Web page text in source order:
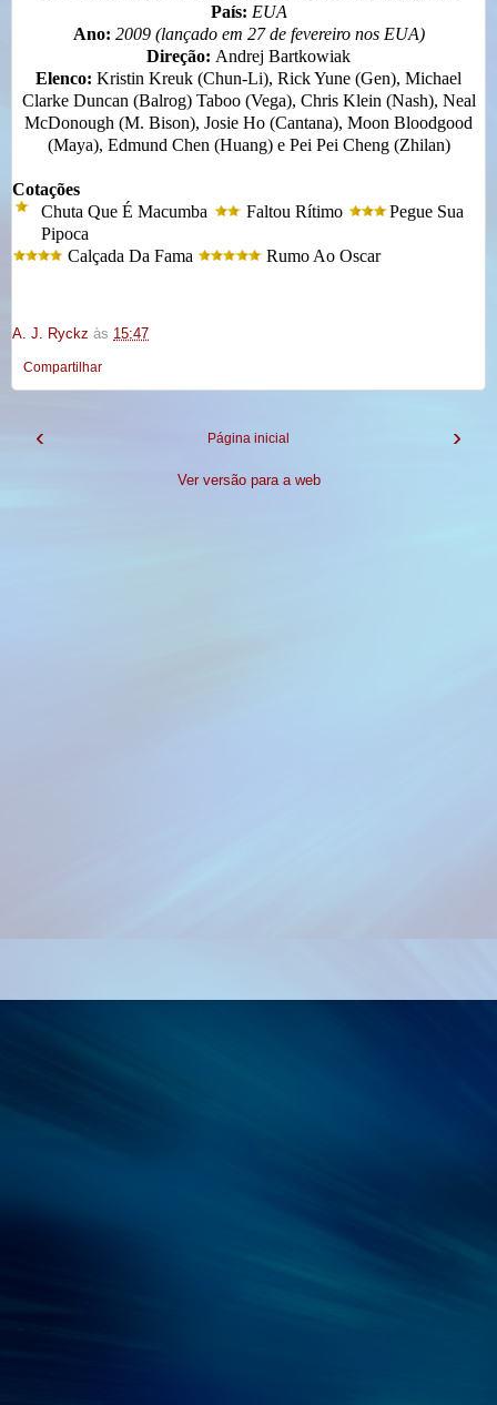
País: EUA
Ano: 2009 (lançado em 27 de fevereiro nos EUA)
Direção: Andrej Bartkowiak
Elenco: Kristin Kreuk (Chun-Li), Rick Yune (Gen), Michael
Clarke Duncan (Balrog) Taboo (Vega), Chris Klein (Nash), Neal
McDonough (M. Bison), Josie Ho (Cantana), Moon Bloodgood
(Maya), Edmund Chen (Huang) e Pei Pei Cheng (Zhilan)
Cotações
Chuta Que É Macumba
Faltou Rítimo
Pegue Sua
Pipoca
Calçada Da Fama
Rumo Ao Oscar
A. J. Ryckz às 15:47
Compartilhar
‹ ›
Página inicial
Ver versão para a web